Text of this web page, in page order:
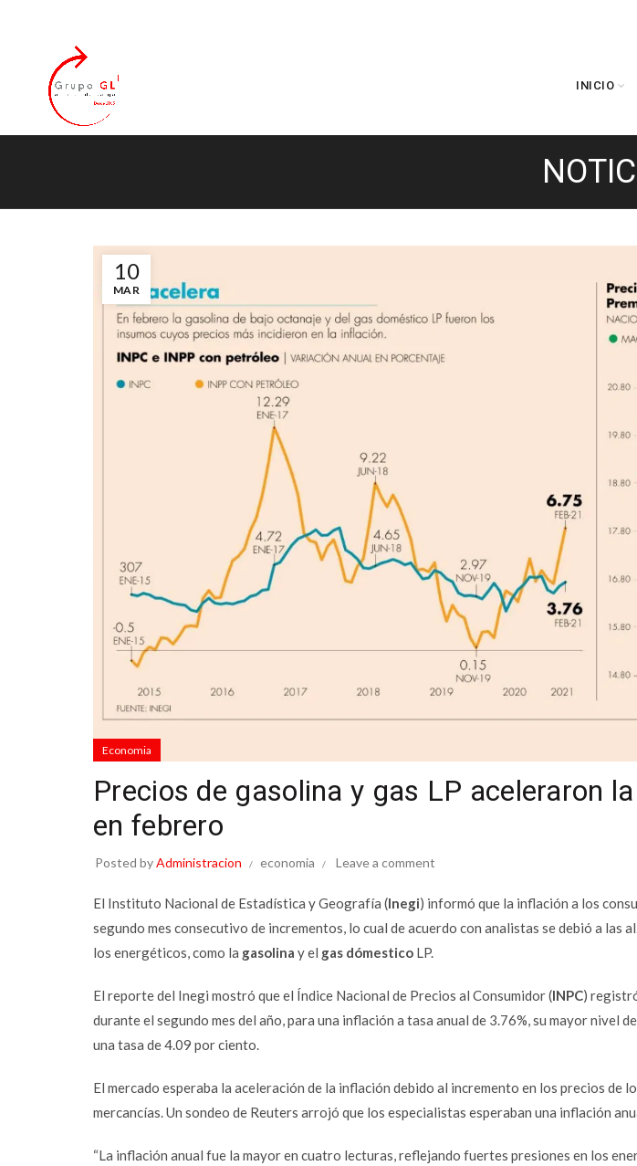
INICIO
10
MAR
Economia
Precios de gasolina y gas LP aceleraron
en febrero
Posted byAdministracion economia Leave a comment
El Instituto Nacional de Estadística y Geografía (Inegi) informó que la inflación a los
segundo mes consecutivo de incrementos, lo cual de acuerdo con analistas se debió a las
los energéticos, como la gasolina y el gas dómestico LP.
El reporte del Inegi mostró que el Índice Nacional de Precios al Consumidor (INPC)
durante el segundo mes del año, para una inflación a tasa anual de 3.76%, su mayor nivel
una tasa de 4.09 por ciento.
El mercado esperaba la aceleración de la inflación debido al incremento en los precios de
mercancías. Un sondeo de Reuters arrojó que los especialistas esperaban una inflación
“La inflación anual fue la mayor en cuatro lecturas, reflejando fuertes presiones en los